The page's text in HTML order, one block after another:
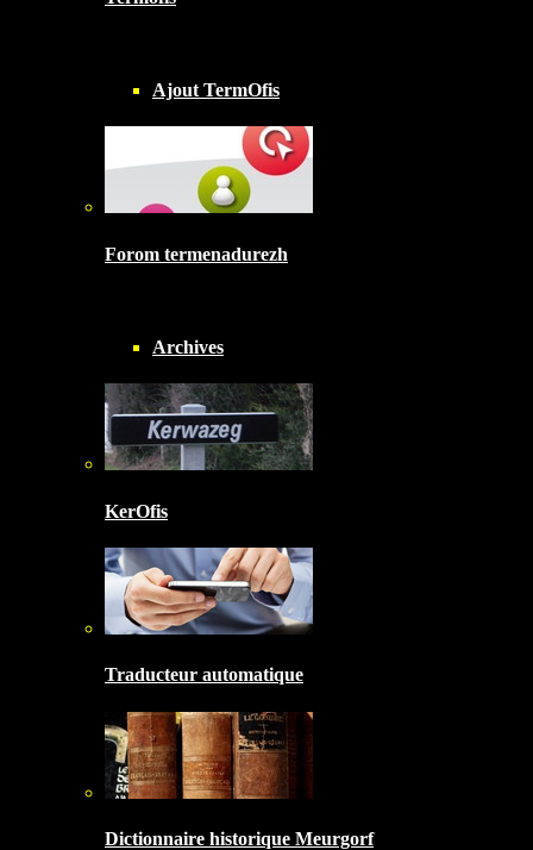
Ajout TermOfis
Forom termenadurezh
Archives
KerOfis
Traducteur automatique
Dictionnaire historique Meurgorf